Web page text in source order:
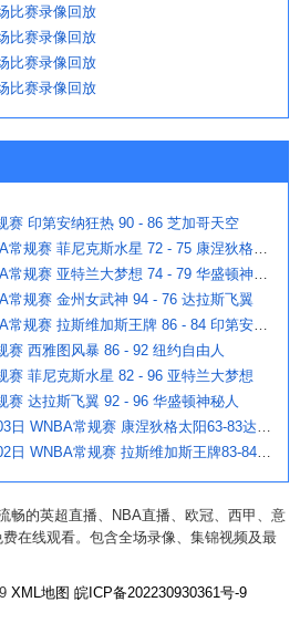
比赛录像回放
比赛录像回放
比赛录像回放
比赛录像回放
赛 印第安纳狂热 90 - 86 芝加哥天空
[全场集锦-腾讯视频] WNBA常规赛 菲尼克斯水星 72 - 75 康涅狄格太阳
[全场集锦-腾讯视频] WNBA常规赛 亚特兰大梦想 74 - 79 华盛顿神秘人
常规赛 金州女武神 94 - 76 达拉斯飞翼
[全场集锦-腾讯视频] WNBA常规赛 拉斯维加斯王牌 86 - 84 印第安纳狂热
赛 西雅图风暴 86 - 92 纽约自由人
赛 菲尼克斯水星 82 - 96 亚特兰大梦想
赛 达拉斯飞翼 92 - 96 华盛顿神秘人
[全场集锦-腾讯视频] 08月03日 WNBA常规赛 康涅狄格太阳63-83达拉斯飞翼
[全场集锦-腾讯视频] 08月02日 WNBA常规赛 拉斯维加斯王牌83-84芝加哥天空
畅的英超直播、NBA直播、欧冠、西甲、意
在线观看。包含全场录像、集锦视频及最
XML地图 皖ICP备202230930361号-9